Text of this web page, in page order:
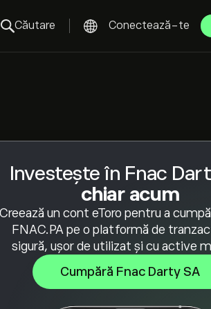
Căutare Conectează-te
Investește în Fnac
chiar acum
un cont eToro pentru a
FNAC.PA pe o platformă de
sigură, ușor de utilizat și cu active
Cumpără Fnac Darty SA